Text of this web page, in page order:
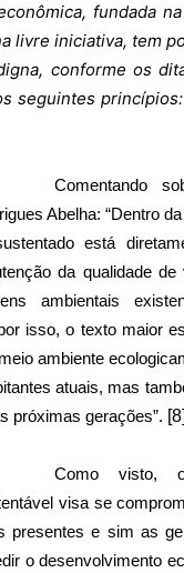
fundada
livre iniciativa, tem
conforme os
seguintes
Comentando
Abelha: “Dentro
está
da qualidade de
ambientais
isso, o texto maior
ambiente
atuais, mas
próximas gerações”. [8]
Como visto,
visa se
presentes e sim as
o desenvolvimento